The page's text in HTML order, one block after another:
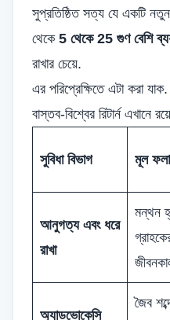
সুপ্রতিষ্ঠিত সত্য যে একটি
থেকে 5 থেকে 25 গুণ বেশি
রাখার চেয়ে.
এর পরিপ্রেক্ষিতে এটা করা
বাস্তব-বিশ্বের রিটার্ন এখানে
সুবিধা বিভাগ মূল
আনুগত্য এবং ধরে
রাখা
মন্থন
অ্যাডভোকেসি
জৈব